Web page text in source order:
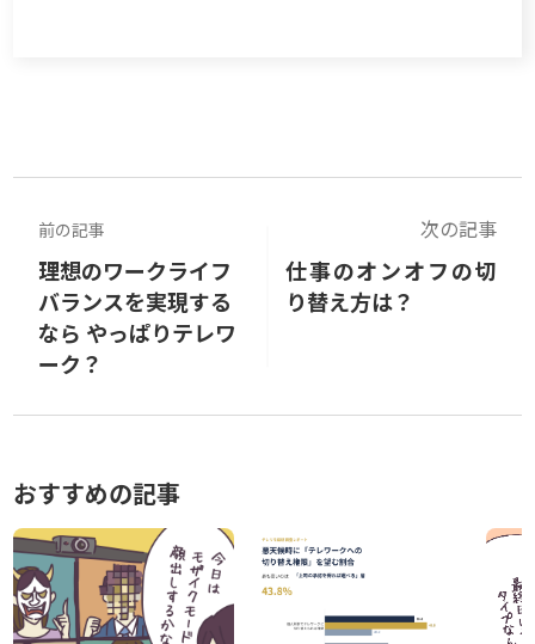
前の記事
理想のワークライフ
バランスを実現する
なら やっぱりテレワ
ーク？
次の記事
仕事のオンオフの切
り替え方は？
おすすめの記事